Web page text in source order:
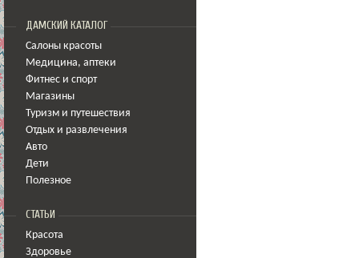
ДАМСКИЙ КАТАЛОГ
Салоны красоты
Медицина, аптеки
Фитнес и спорт
Магазины
Туризм и путешествия
Отдых и развлечения
Авто
Дети
Полезное
СТАТЬИ
Красота
Здоровье